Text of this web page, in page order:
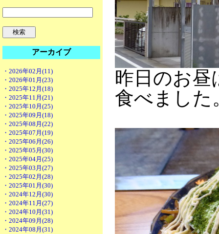
アーカイブ
・2026年02月(11)
・2026年01月(23)
・2025年12月(18)
・2025年11月(21)
・2025年10月(25)
・2025年09月(18)
・2025年08月(22)
・2025年07月(19)
・2025年06月(26)
・2025年05月(30)
・2025年04月(25)
・2025年03月(27)
・2025年02月(28)
・2025年01月(30)
・2024年12月(30)
・2024年11月(27)
・2024年10月(31)
・2024年09月(28)
・2024年08月(31)
昨日のお
食べました